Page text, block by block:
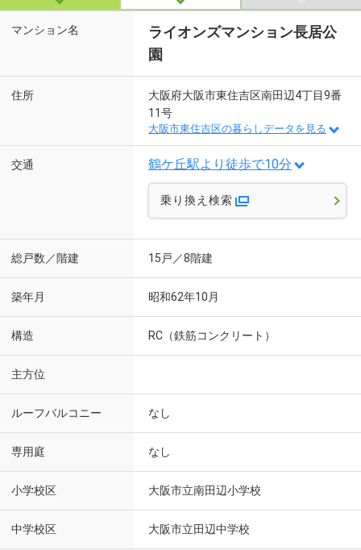
マンション名
ライオンズマンション長居公
園
住所
大阪府大阪市東住吉区南田辺4丁目9番
11号
大阪市東住吉区の暮らしデータを見る
交通 鶴ケ丘駅より徒歩で10分
乗り換え検索
総戸数／階建 15戸／8階建
築年月 昭和62年10月
構造 RC（鉄筋コンクリート）
主方位
ルーフバルコニー なし
専用庭 なし
小学校区 大阪市立南田辺小学校
中学校区 大阪市立田辺中学校